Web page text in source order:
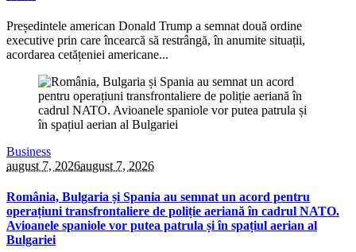
Președintele american Donald Trump a semnat două ordine
executive prin care încearcă să restrângă, în anumite situații,
acordarea cetățeniei americane...
Business
august 7, 2026august 7, 2026
România, Bulgaria și Spania au semnat un acord pentru
operațiuni transfrontaliere de poliție aeriană în cadrul NATO.
Avioanele spaniole vor putea patrula și în spațiul aerian al
Bulgariei